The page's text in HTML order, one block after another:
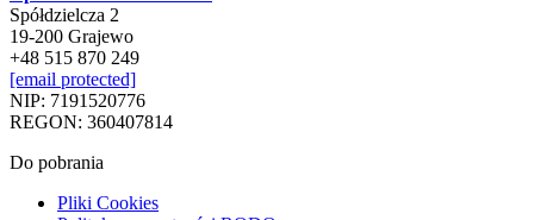
Spółdzielcza 2
19-200 Grajewo
+48 515 870 249
[email protected]
NIP: 7191520776
REGON: 360407814
Do pobrania
Pliki Cookies